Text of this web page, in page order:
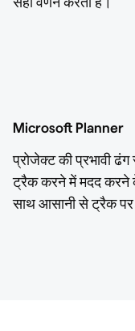
Microsoft Planner
प्रोजेक्ट की प्रभावी
ट्रैक करने में मदद करने
साथ आसानी से ट्रैक पर